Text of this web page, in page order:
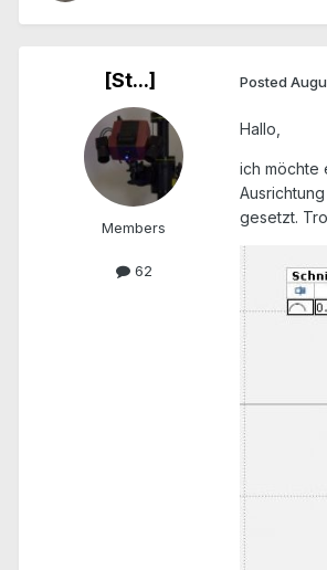
[St...]
Members
62
Posted
Hallo,
ich möchte
gesetzt.